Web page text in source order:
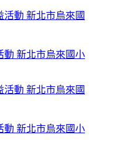
動 新北市烏來國小
動 新北市烏來國小